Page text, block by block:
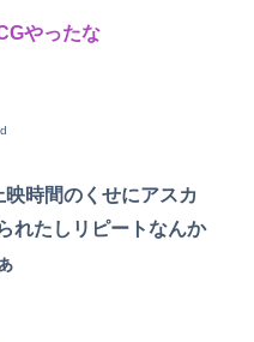
やったな
時間のくせにアスカ
れたしリピートなんか